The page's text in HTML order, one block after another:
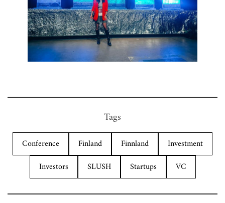
Tags
Conference Finland Finnland
Investment
Investors
SLUSH Startups VC